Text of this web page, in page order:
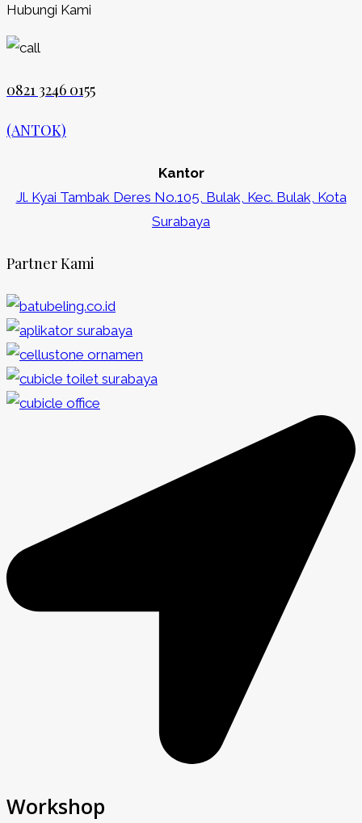
Hubungi Kami
0821 3246 0155​
(ANTOK)
Kantor
Jl. Kyai Tambak Deres No.105, Bulak, Kec. Bulak, Kota
Surabaya
Partner Kami
Workshop